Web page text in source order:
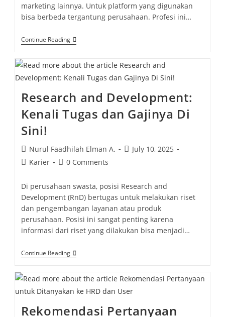
marketing lainnya. Untuk platform yang digunakan
bisa berbeda tergantung perusahaan. Profesi ini…
Continue Reading
Research and Development:
Kenali Tugas dan Gajinya Di
Sini!
Nurul Faadhilah Elman A.
July 10, 2025
Karier
0 Comments
Di perusahaan swasta, posisi Research and
Development (RnD) bertugas untuk melakukan riset
dan pengembangan layanan atau produk
perusahaan. Posisi ini sangat penting karena
informasi dari riset yang dilakukan bisa menjadi…
Continue Reading
Rekomendasi Pertanyaan